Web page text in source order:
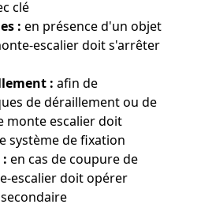
clé
: en présence d'un objet
escalier doit s'arrêter
: afin de
de déraillement ou de
monte escalier doit
système de fixation
en cas de coupure de
escalier doit opérer